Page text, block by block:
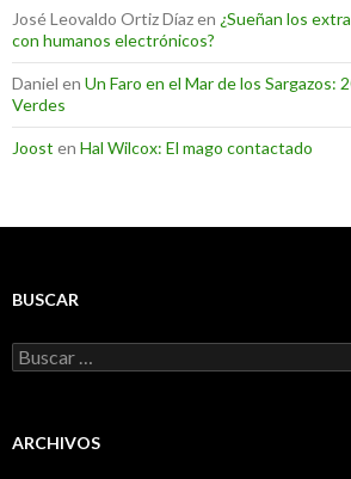
José Leovaldo Ortiz Díazen ¿Sueñan los
con humanos electrónicos?
Daniel en Un Faro en el Mar de los Sargazos:
Verdes
Joost en Hal Wilcox: El mago contactado
BUSCAR
Buscar:
ARCHIVOS